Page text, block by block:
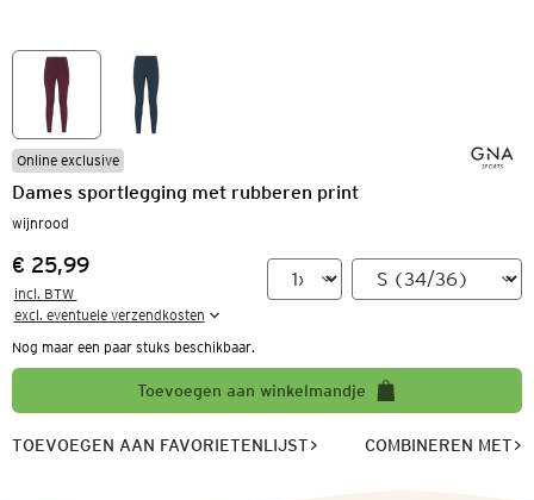
Online exclusive
Dames sportlegging met rubberen print
wijnrood
Prijs:
€ 25,99
incl. BTW
excl. eventuele verzendkosten
Nog maar een paar stuks beschikbaar.
Toevoegen aan winkelmandje
TOEVOEGEN AAN FAVORIETENLIJST COMBINEREN MET